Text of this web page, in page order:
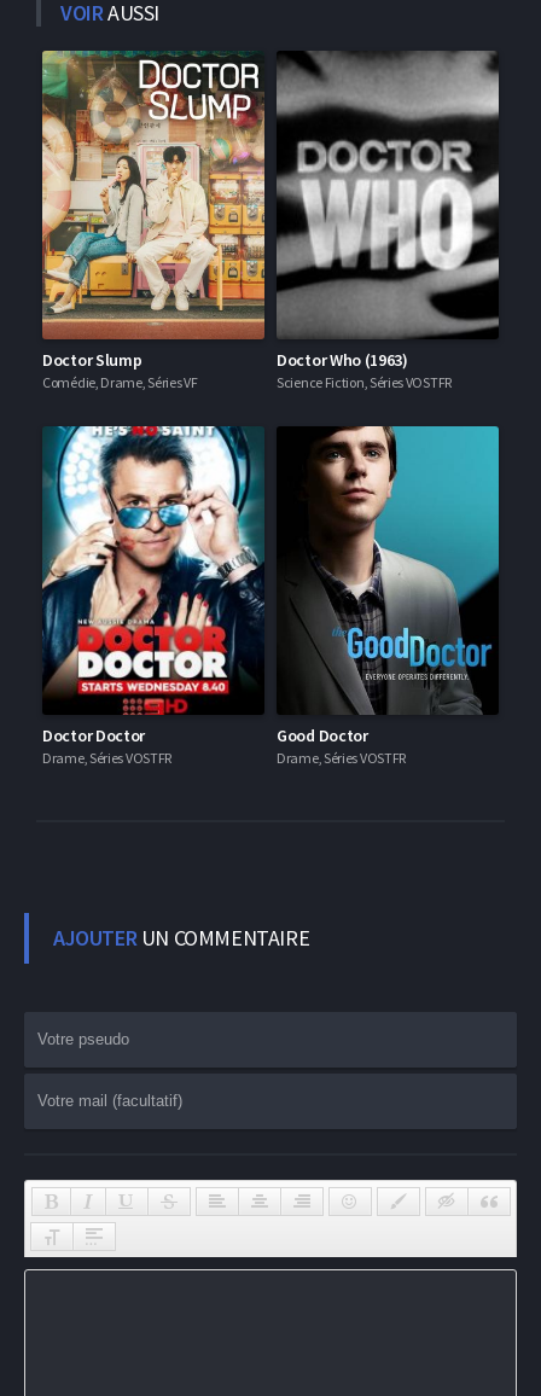
VOIRAUSSI
Doctor Slump
Comédie, Drame, Séries VF
Doctor Who (1963)
Science Fiction, Séries VOSTFR
Doctor Doctor
Drame, Séries VOSTFR
Good Doctor
Drame, Séries VOSTFR
AJOUTERUN COMMENTAIRE